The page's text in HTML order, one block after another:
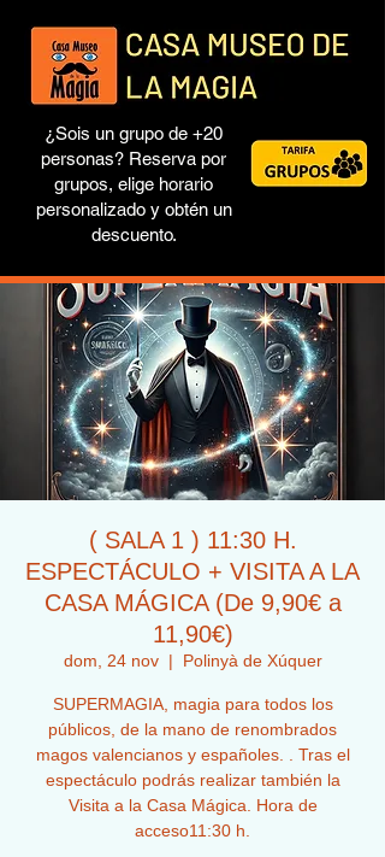
¿Sois un grupo de +20
personas? Reserva por
grupos, elige horario
personalizado y obtén un
descuento.
( SALA 1 ) 11:30 H.
ESPECTÁCULO + VISITA A LA
CASA MÁGICA (De 9,90€ a
11,90€)
dom, 24 nov
  |
Polinyà de Xúquer
SUPERMAGIA, magia para todos los
públicos, de la mano de renombrados
magos valencianos y españoles. . Tras el
espectáculo podrás realizar también la
Visita a la Casa Mágica. Hora de
acceso11:30 h.